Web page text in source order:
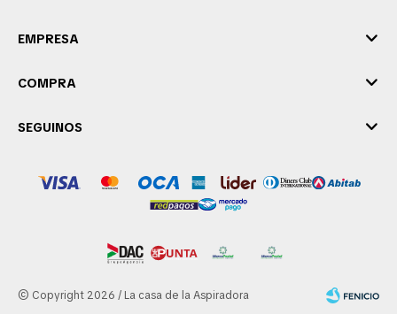
EMPRESA
COMPRA
SEGUINOS
© Copyright 2026 / La casa de la Aspiradora